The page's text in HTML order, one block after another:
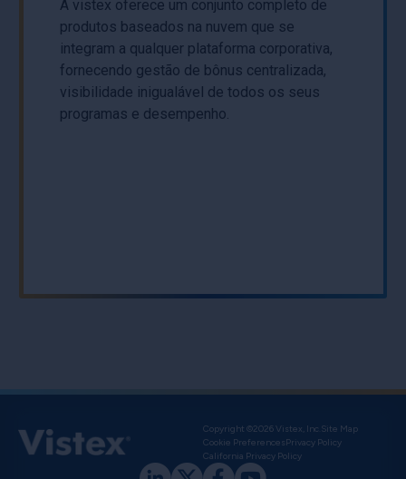
A vistex oferece um conjunto completo de
produtos baseados na nuvem que se
integram a qualquer plataforma corporativa,
fornecendo gestão de bônus centralizada,
visibilidade inigualável de todos os seus
programas e desempenho.
Copyright ©2026 Vistex, Inc. Site Map
Cookie PreferencesPrivacy Policy
California Privacy Policy